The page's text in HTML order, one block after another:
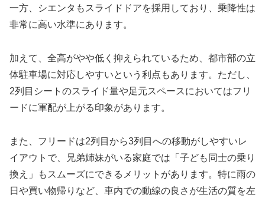
一方、シエンタもスライドドアを採用しており、乗降性は
非常に高い水準にあります。
加えて、全高がやや低く抑えられているため、都市部の立
体駐車場に対応しやすいという利点もあります。ただし、
2列目シートのスライド量や足元スペースにおいてはフリ
ードに軍配が上がる印象があります。
また、フリードは2列目から3列目への移動がしやすいレ
イアウトで、兄弟姉妹がいる家庭では「子ども同士の乗り
換え」もスムーズにできるメリットがあります。特に雨の
日や買い物帰りなど、車内での動線の良さが生活の質を左